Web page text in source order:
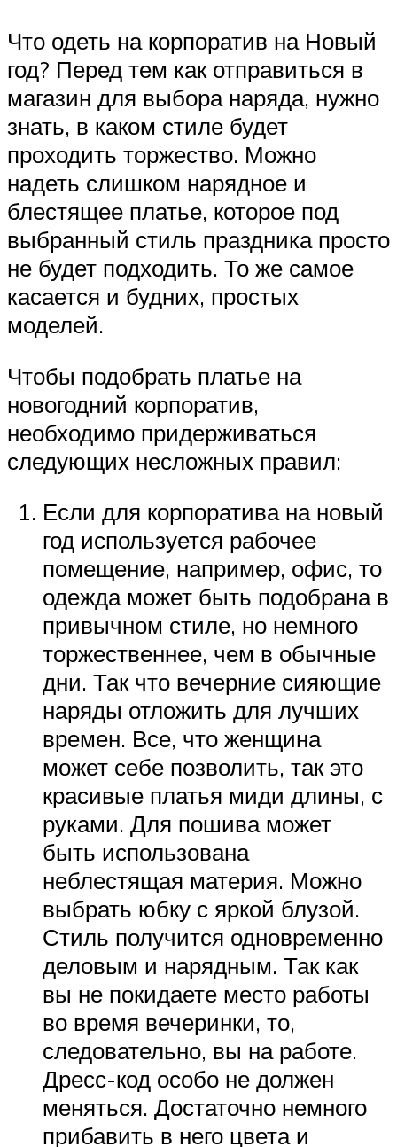
Что одеть на корпоратив на Новый
год? Перед тем как отправиться в
магазин для выбора наряда, нужно
знать, в каком стиле будет
проходить торжество. Можно
надеть слишком нарядное и
блестящее платье, которое под
выбранный стиль праздника просто
не будет подходить. То же самое
касается и будних, простых
моделей.
Чтобы подобрать платье на
новогодний корпоратив,
необходимо придерживаться
следующих несложных правил:
Если для корпоратива на новый
год используется рабочее
помещение, например, офис, то
одежда может быть подобрана в
привычном стиле, но немного
торжественнее, чем в обычные
дни. Так что вечерние сияющие
наряды отложить для лучших
времен. Все, что женщина
может себе позволить, так это
красивые платья миди длины, с
руками. Для пошива может
быть использована
неблестящая материя. Можно
выбрать юбку с яркой блузой.
Стиль получится одновременно
деловым и нарядным. Так как
вы не покидаете место работы
во время вечеринки, то,
следовательно, вы на работе.
Дресс-код особо не должен
меняться. Достаточно немного
прибавить в него цвета и